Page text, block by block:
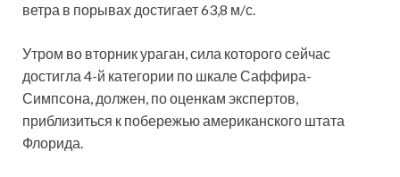
ветра в порывах достигает 63,8 м/с.
Утром во вторник ураган, сила которого сейчас
достигла 4-й категории по шкале Саффира-
Симпсона, должен, по оценкам экспертов,
приблизиться к побережью американского штата
Флорида.